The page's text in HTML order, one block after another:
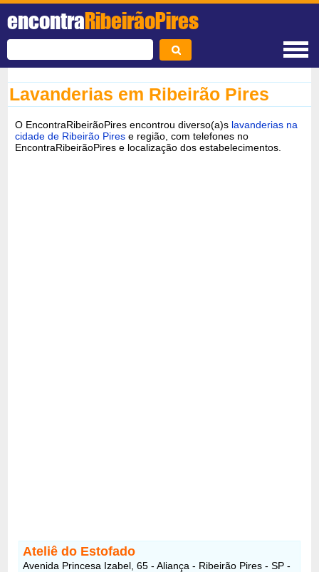
encontraRibeirãoPires
Lavanderias em Ribeirão Pires
O EncontraRibeirãoPires encontrou diverso(a)s lavanderias na
cidade de Ribeirão Pires e região, com telefones no
EncontraRibeirãoPires e localização dos estabelecimentos.
Ateliê do Estofado
Avenida Princesa Izabel, 65 - Aliança - Ribeirão Pires - SP -